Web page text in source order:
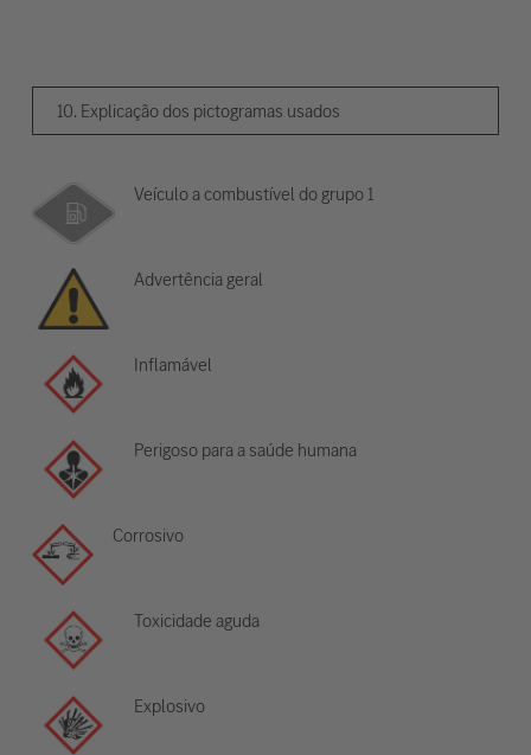
10. Explicação dos pictogramas usados
Veículo a combustível do grupo 1
Advertência geral
Inflamável
Perigoso para a saúde humana
Corrosivo
Toxicidade aguda
Explosivo